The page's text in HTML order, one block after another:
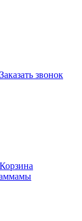
Заказать звонок
Корзина